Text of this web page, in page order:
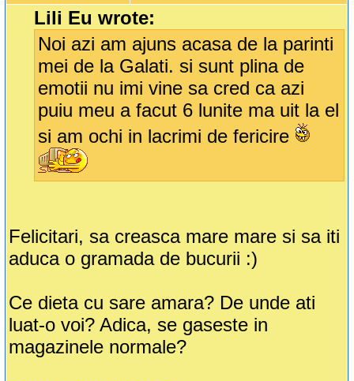
Lili Eu wrote:
Noi azi am ajuns acasa de la parinti
mei de la Galati. si sunt plina de
emotii nu imi vine sa cred ca azi
puiu meu a facut 6 lunite ma uit la el
si am ochi in lacrimi de fericire
Felicitari, sa creasca mare mare si sa iti
aduca o gramada de bucurii :)
Ce dieta cu sare amara? De unde ati
luat-o voi? Adica, se gaseste in
magazinele normale?